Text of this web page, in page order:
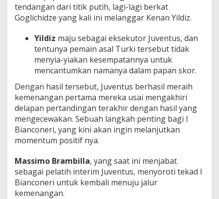
tendangan dari titik putih, lagi-lagi berkat
Goglichidze yang kali ini melanggar Kenan Yildiz.
Yildiz maju sebagai eksekutor Juventus, dan
tentunya pemain asal Turki tersebut tidak
menyia-yiakan kesempatannya untuk
mencantumkan namanya dalam papan skor.
Dengan hasil tersebut, Juventus berhasil meraih
kemenangan pertama mereka usai mengakhiri
delapan pertandingan terakhir dengan hasil yang
mengecewakan. Sebuah langkah penting bagi I
Bianconeri, yang kini akan ingin melanjutkan
momentum positif nya.
Massimo Brambilla, yang saat ini menjabat
sebagai pelatih interim Juventus, menyoroti tekad I
Bianconeri untuk kembali menuju jalur
kemenangan.